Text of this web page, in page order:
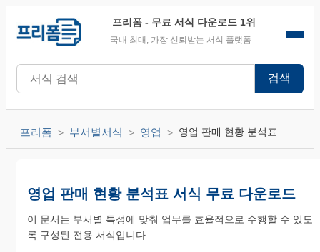
프리폼 - 무료 서식 다운로드 1위
국내 최대, 가장 신뢰받는 서식 플랫폼
검색
프리폼 부서별서식 영업 영업 판매 현황 분석표
영업 판매 현황 분석표 서식 무료 다운로드
이 문서는 부서별 특성에 맞춰 업무를 효율적으로 수행할 수 있도
록 구성된 전용 서식입니다.